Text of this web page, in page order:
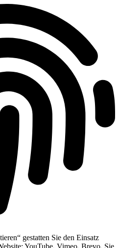
gestatten Sie den Einsatz
YouTube, Vimeo, Brevo. Sie